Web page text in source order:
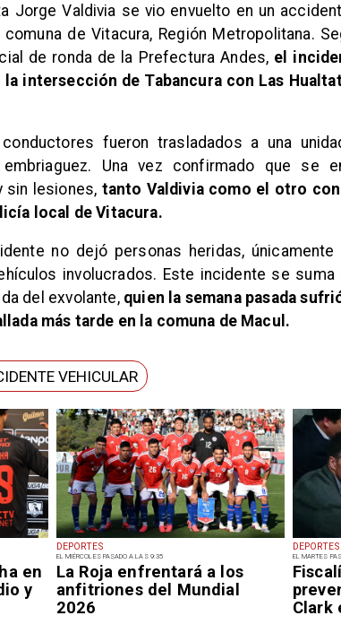
en
y
DEPORTES
EL MIÉRCOLES PASADO A LAS 9:35
La Roja enfrentará a los
anfitriones del Mundial
2026
DEPORTES
EL MARTES
Clark
Jorge Valdivia se vio envuelto en un
de Vitacura, Región Metropolitana.
de ronda de la Prefectura Andes, el
la intersección de Tabancura con Las
fueron trasladados a una
Una vez confirmado que se
sin lesiones, tanto Valdivia como el otro
local de Vitacura.
no dejó personas heridas,
involucrados. Este incidente se suma
del exvolante, quien la semana pasada
más tarde en la comuna de Macul.
VEHICULAR